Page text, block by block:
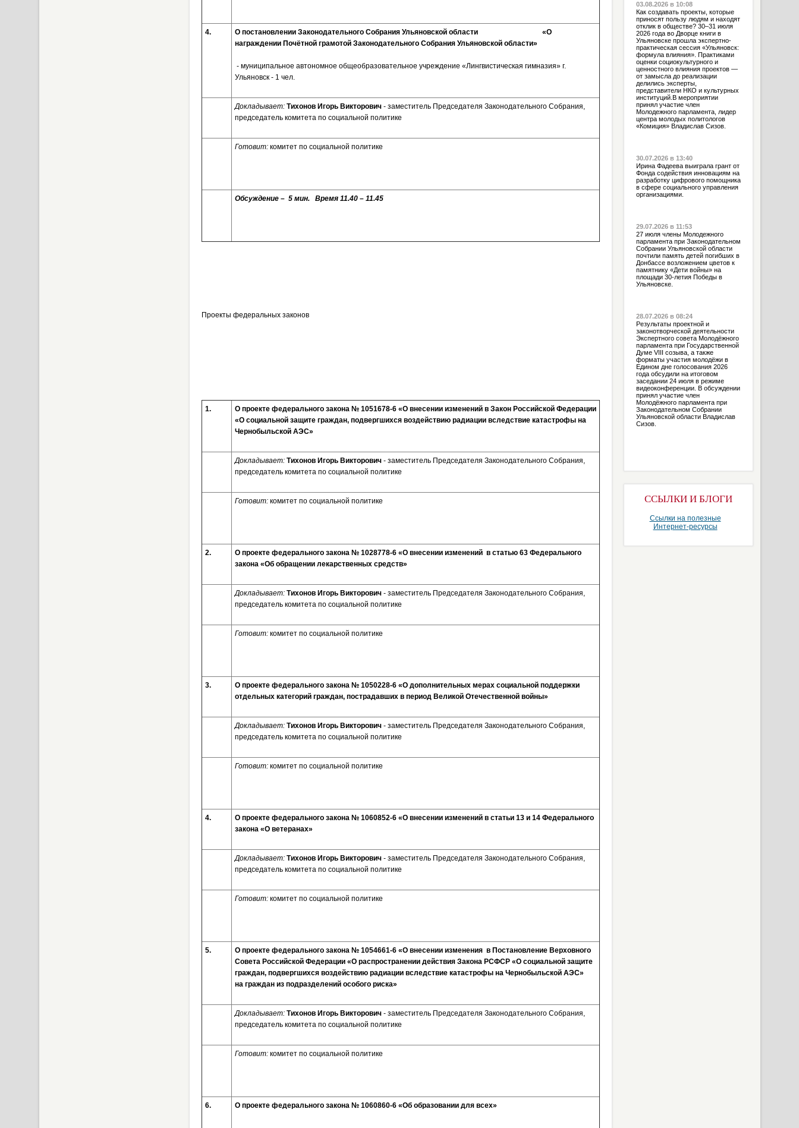
4.
О постановлении Законодательного Собрания Ульяновской области «О
награждении Почётной грамотой Законодательного Собрания Ульяновской области»
- муниципальное автономное общеобразовательное учреждение «Лингвистическая гимназия» г.
Ульяновск - 1 чел.
Докладывает: Тихонов Игорь Викторович - заместитель Председателя Законодательного Собрания,
председатель комитета по социальной политике
Готовит: комитет по социальной политике
Обсуждение – 5 мин. Время 11.40 – 11.45
Проекты федеральных законов
1.
О проекте федерального закона № 1051678-6 «О внесении изменений в Закон Российской Федерации
«О социальной защите граждан, подвергшихся воздействию радиации вследствие катастрофы на
Чернобыльской АЭС»
Докладывает: Тихонов Игорь Викторович - заместитель Председателя Законодательного Собрания,
председатель комитета по социальной политике
Готовит: комитет по социальной политике
2.
О проекте федерального закона № 1028778-6 «О внесении изменений в статью 63 Федерального
закона «Об обращении лекарственных средств»
Докладывает: Тихонов Игорь Викторович - заместитель Председателя Законодательного Собрания,
председатель комитета по социальной политике
Готовит: комитет по социальной политике
3.
О проекте федерального закона № 1050228-6 «О дополнительных мерах социальной поддержки
отдельных категорий граждан, пострадавших в период Великой Отечественной войны»
Докладывает: Тихонов Игорь Викторович - заместитель Председателя Законодательного Собрания,
председатель комитета по социальной политике
Готовит: комитет по социальной политике
4.
О проекте федерального закона № 1060852-6 «О внесении изменений в статьи 13 и 14 Федерального
закона «О ветеранах»
Докладывает: Тихонов Игорь Викторович - заместитель Председателя Законодательного Собрания,
председатель комитета по социальной политике
Готовит: комитет по социальной политике
5.
О проекте федерального закона № 1054661-6 «О внесении изменения в Постановление Верховного
Совета Российской Федерации «О распространении действия Закона РСФСР «О социальной защите
граждан, подвергшихся воздействию радиации вследствие катастрофы на Чернобыльской АЭС»
на граждан из подразделений особого риска»
Докладывает: Тихонов Игорь Викторович - заместитель Председателя Законодательного Собрания,
председатель комитета по социальной политике
Готовит: комитет по социальной политике
6. О проекте федерального закона № 1060860-6 «Об образовании для всех»
03.08.2026 в 10:08
Как создавать проекты, которые
приносят пользу людям и находят
отклик в обществе? 30–31 июля
2026 года во Дворце книги в
Ульяновске прошла экспертно-
практическая сессия «Ульяновск:
формула влияния». Практиками
оценки социокультурного и
ценностного влияния проектов —
от замысла до реализации
делились эксперты,
представители НКО и культурных
институций.В мероприятии
принял участие член
Молодежного парламента, лидер
центра молодых политологов
«Комиция» Владислав Сизов.
30.07.2026 в 13:40
Ирина Фадеева выиграла грант от
Фонда содействия инновациям на
разработку цифрового помощника
в сфере социального управления
организациями.
29.07.2026 в 11:53
27 июля члены Молодежного
парламента при Законодательном
Собрании Ульяновской области
почтили память детей погибших в
Донбассе возложением цветов к
памятнику «Дети войны» на
площади 30-летия Победы в
Ульяновске.
28.07.2026 в 08:24
Результаты проектной и
законотворческой деятельности
Экспертного совета Молодёжного
парламента при Государственной
Думе VIII созыва, а также
форматы участия молодёжи в
Едином дне голосования 2026
года обсудили на итоговом
заседании 24 июля в режиме
видеоконференции. В обсуждении
принял участие член
Молодёжного парламента при
Законодательном Собрании
Ульяновской области Владислав
Сизов.
ССЫЛКИ И БЛОГИ
Ссылки на полезные
Интернет-ресурсы